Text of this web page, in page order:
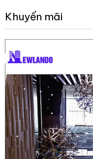
Khuyến mãi